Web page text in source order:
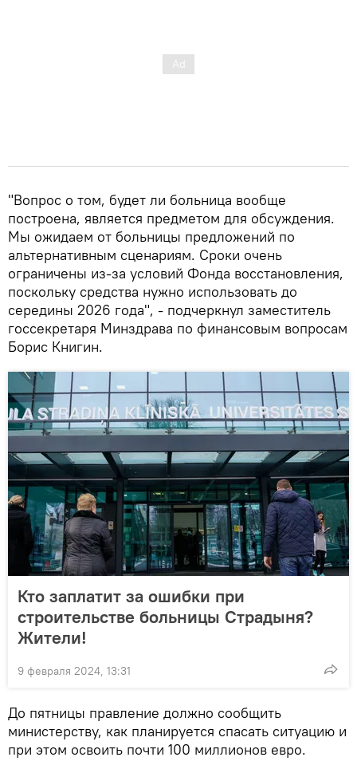
"Вопрос о том, будет ли больница вообще
построена, является предметом для обсуждения.
Мы ожидаем от больницы предложений по
альтернативным сценариям. Сроки очень
ограничены из-за условий Фонда восстановления,
поскольку средства нужно использовать до
середины 2026 года", - подчеркнул заместитель
госсекретаря Минздрава по финансовым вопросам
Борис Книгин.
Кто заплатит за ошибки при
строительстве больницы Страдыня?
Жители!
9 февраля 2024, 13:31
До пятницы правление должно сообщить
министерству, как планируется спасать ситуацию и
при этом освоить почти 100 миллионов евро.